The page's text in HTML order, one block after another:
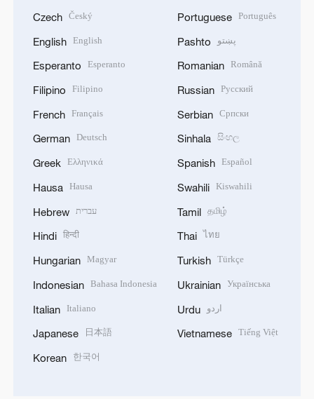
Czech Český
English English
Esperanto Esperanto
Filipino Filipino
French Français
German Deutsch
Greek Ελληνικά
Hausa Hausa
Hebrew עברית
Hindi हिन्दी
Hungarian Magyar
Indonesian Bahasa Indonesia
Italian Italiano
Japanese 日本語
Korean 한국어
Portuguese Português
Pashto پښتو
Romanian Română
Russian Русский
Serbian Српски
Sinhala සිංහල
Spanish Español
Swahili Kiswahili
Tamil தமிழ்
Thai ไทย
Turkish Türkçe
Ukrainian Українська
Urdu اردو
Vietnamese Tiếng Việt